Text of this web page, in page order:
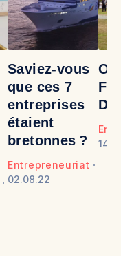
Saviez-vous
que ces 7
entreprises
étaient
bretonnes ?
Entrepreneuriat
02.08.22